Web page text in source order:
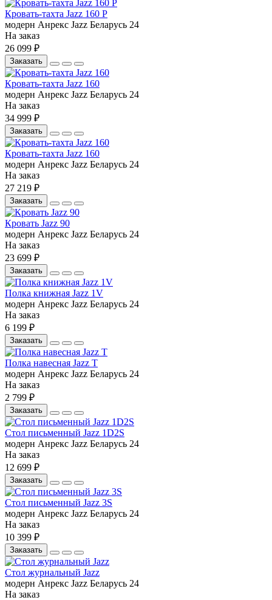
Кровать-тахта Jazz 160 Р
модерн Анрекс Jazz Беларусь 24
На заказ
26 099 ₽
Заказать
Кровать-тахта Jazz 160
модерн Анрекс Jazz Беларусь 24
На заказ
34 999 ₽
Заказать
Кровать-тахта Jazz 160
модерн Анрекс Jazz Беларусь 24
На заказ
27 219 ₽
Заказать
Кровать Jazz 90
модерн Анрекс Jazz Беларусь 24
На заказ
23 699 ₽
Заказать
Полка книжная Jazz 1V
модерн Анрекс Jazz Беларусь 24
На заказ
6 199 ₽
Заказать
Полка навесная Jazz Т
модерн Анрекс Jazz Беларусь 24
На заказ
2 799 ₽
Заказать
Стол письменный Jazz 1D2S
модерн Анрекс Jazz Беларусь 24
На заказ
12 699 ₽
Заказать
Стол письменный Jazz 3S
модерн Анрекс Jazz Беларусь 24
На заказ
10 399 ₽
Заказать
Стол журнальный Jazz
модерн Анрекс Jazz Беларусь 24
На заказ